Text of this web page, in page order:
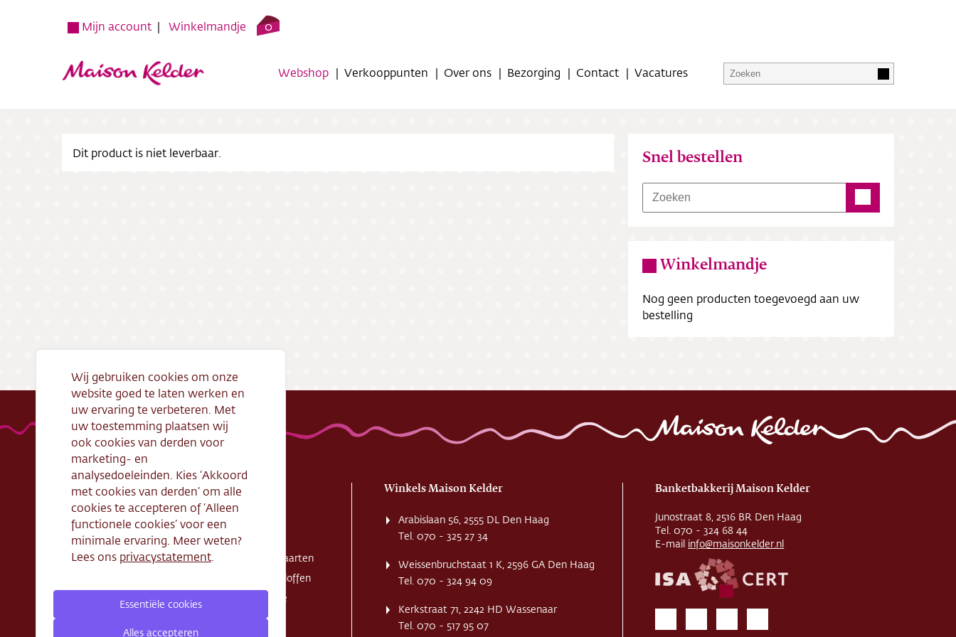
Mijn account Winkelmandje 0
Webshop Verkooppunten Over ons Bezorging Contact Vacatures
Dit product is niet leverbaar. Snel bestellen
Winkelmandje
Nog geen producten toegevoegd aan uw
bestelling
Handige links
Openingstijden
Algemene
voorwaarden
ondernemen
Cadeaubon
Zakelijke bestelling
Webshop
Taarten
Exclusieve taarten
Schnitte - Sloffen
Koek - Cake
Winkels Maison Kelder
Arabislaan 56, 2555 DL Den Haag
Tel. 070 - 325 27 34
Weissenbruchstaat 1 K, 2596 GA Den Haag
Tel. 070 - 324 94 09
Kerkstraat 71, 2242 HD Wassenaar
Tel. 070 - 517 95 07
Banketbakkerij Maison Kelder
Junostraat 8, 2516 BR Den Haag
Tel. 070 - 324 68 44
E-mail info@maisonkelder.nl
Wij gebruiken cookies om onze
website goed te laten werken en
uw ervaring te verbeteren. Met
uw toestemming plaatsen wij
ook cookies van derden voor
marketing- en
analysedoeleinden. Kies ‘Akkoord
met cookies van derden’ om alle
cookies te accepteren of ‘Alleen
functionele cookies’ voor een
minimale ervaring. Meer weten?
Lees ons privacystatement.
Essentiële cookies
Alles accepteren